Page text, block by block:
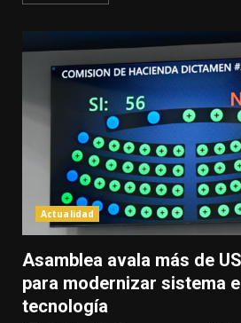
Actualidad
Asamblea avala más de
para modernizar sistema
tecnología